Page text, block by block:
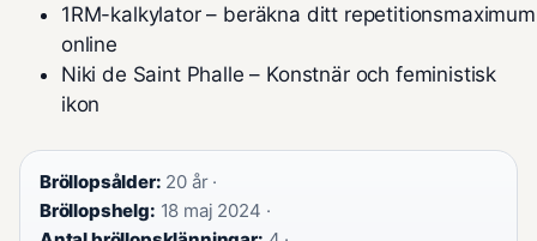
1RM-kalkylator – beräkna ditt repetitionsmaximum
online
Niki de Saint Phalle – Konstnär och feministisk
ikon
Bröllopsålder: 20 år ·
Bröllopshelg: 18 maj 2024 ·